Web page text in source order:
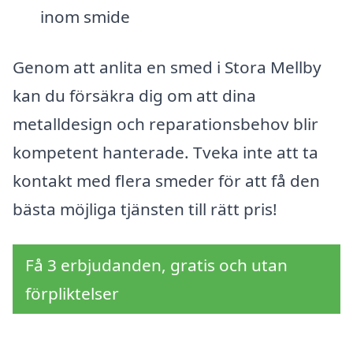
inom smide
Genom att anlita en smed i Stora Mellby
kan du försäkra dig om att dina
metalldesign och reparationsbehov blir
kompetent hanterade. Tveka inte att ta
kontakt med flera smeder för att få den
bästa möjliga tjänsten till rätt pris!
Få 3 erbjudanden, gratis och utan
förpliktelser